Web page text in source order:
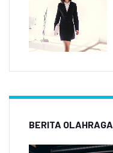
BERITA OLAHRAGA